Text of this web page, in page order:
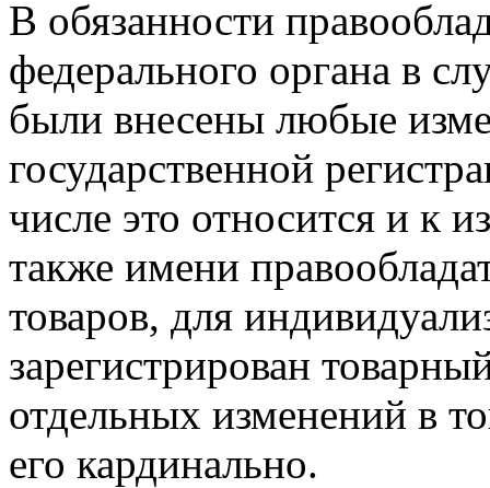
В обязанности
федерального органа в
были внесены любые
государственной
числе это относится и к
также имени
товаров, для
зарегистрирован
отдельных изменений в
его кардинально.